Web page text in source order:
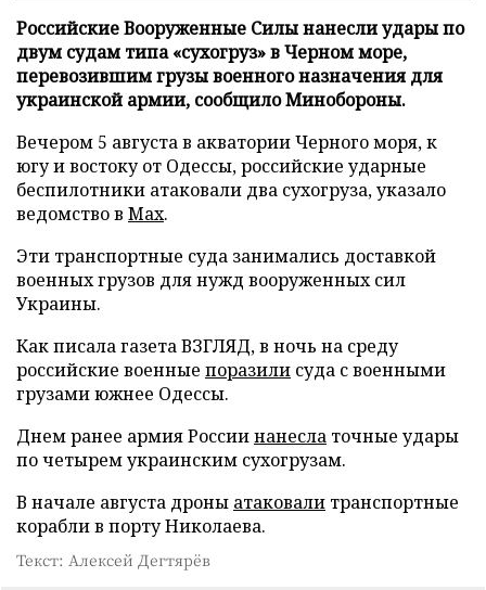
Российские Вооруженные Силы нанесли удары по
двум судам типа «сухогруз» в Черном море,
перевозившим грузы военного назначения для
украинской армии, сообщило Минобороны.
Вечером 5 августа в акватории Черного моря, к
югу и востоку от Одессы, российские ударные
беспилотники атаковали два сухогруза, указало
ведомство в Max.
Эти транспортные суда занимались доставкой
военных грузов для нужд вооруженных сил
Украины.
Как писала газета ВЗГЛЯД, в ночь на среду
российские военные поразили суда с военными
грузами южнее Одессы.
Днем ранее армия Россиинанесла точные удары
по четырем украинским сухогрузам.
В начале августа дроны атаковали транспортные
корабли в порту Николаева.
Текст: Алексей Дегтярёв